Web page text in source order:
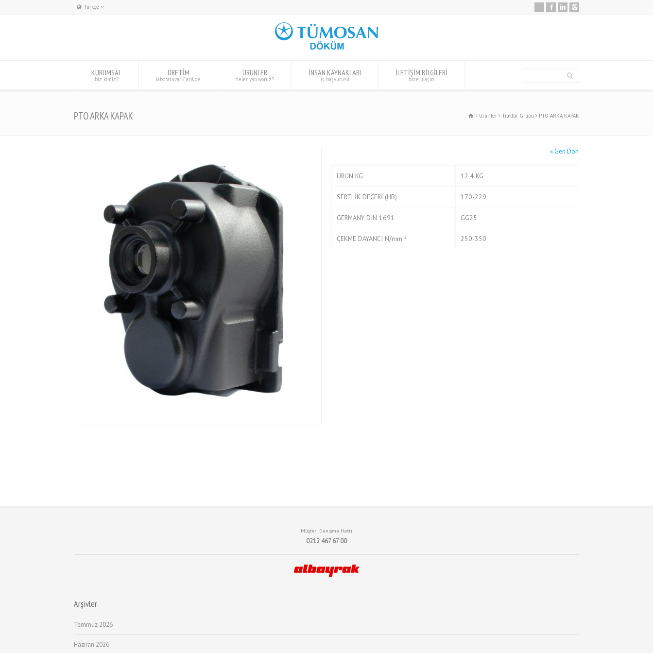
Türkçe
KURUMSAL
biz kimiz?
ÜRETİM
laboratuvar / ar&ge
ÜRÜNLER
neler yapıyoruz?
İNSAN KAYNAKLARI
iş başvurusu
İLETİŞİM BİLGİLERİ
bize ulaşın
PTO ARKA KAPAK Ürünler Traktör Grubu PTO ARKA KAPAK
«Geri Dön
ÜRÜN KG 12,4 KG
SERTLİK DEĞERİ (HB) 170-229
GERMANY DIN 1691 GG25
ÇEKME DAYANCI N/mm ² 250-350
Müşteri Danışma Hattı
0212 467 67 00
Arşivler
Temmuz 2026
Haziran 2026